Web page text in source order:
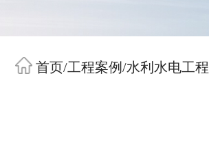
首页/工程案例/水利水电工程